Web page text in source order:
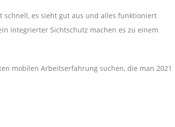
schnell, es sieht gut aus und alles funktioniert
integrierter Sichtschutz machen es zu einem
mobilen Arbeitserfahrung suchen, die man 2021